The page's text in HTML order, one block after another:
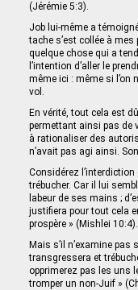
(Jérémie 5:3).
Job lui-même a
tache s’est collée à
quelque chose qui a
l’intention d’aller le
même ici : même si
vol.
En vérité, tout cela est
permettant ainsi pas de
à rationaliser des
n’avait pas agi ainsi.
Considérez
trébucher. Car il lui
labeur de ses mains ;
justifiera pour tout cela
prospère » (Mishlei 10:4).
Mais s’il n’examine
transgressera et
opprimerez pas les uns
tromper un non-Juif »